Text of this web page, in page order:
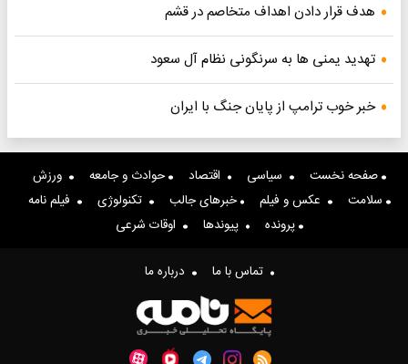
هدف قرار دادن اهداف متخاصم در قشم
تهدید یمنی ها به سرنگونی نظام آل سعود
خبر خوب ترامپ از پایان جنگ با ایران
صفحه نخست سیاسی اقتصاد حوادث و جامعه
ورزش
سلامت
عکس و فیلم خبرهای جالب تکنولوژی
فیلم نامه
پرونده
پیوندها اوقات شرعی
تماس با ما درباره ما